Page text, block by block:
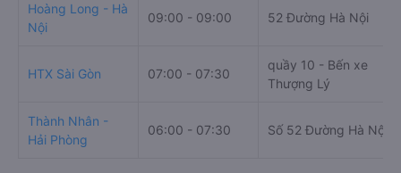
Hoàng Long - Hà
Nội
09:00 - 09:00 52 Đường Hà Nội
HTX Sài Gòn 07:00 - 07:30
quầy 10 - Bến xe
Thượng Lý
Thành Nhân -
Hải Phòng
06:00 - 07:30 Số 52 Đường Hà Nội